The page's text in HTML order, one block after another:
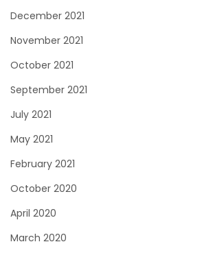
December 2021
November 2021
October 2021
September 2021
July 2021
May 2021
February 2021
October 2020
April 2020
March 2020